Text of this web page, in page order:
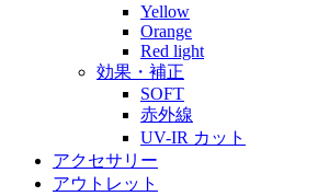
Yellow
Orange
Red light
効果・補正
SOFT
赤外線
UV-IR カット
アクセサリー
アウトレット